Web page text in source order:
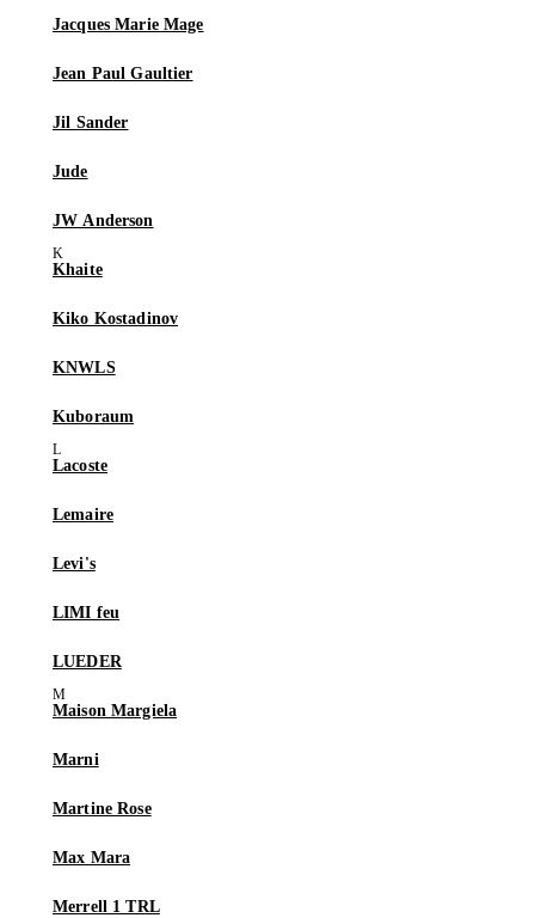
Jacques Marie Mage
Jean Paul Gaultier
Jil Sander
Jude
JW Anderson
Khaite
Kiko Kostadinov
KNWLS
Kuboraum
Lacoste
Lemaire
Levi's
LIMI feu
LUEDER
Maison Margiela
Marni
Martine Rose
Max Mara
Merrell 1 TRL